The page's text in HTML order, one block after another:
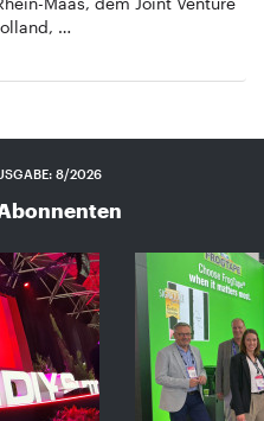
…
8/2026